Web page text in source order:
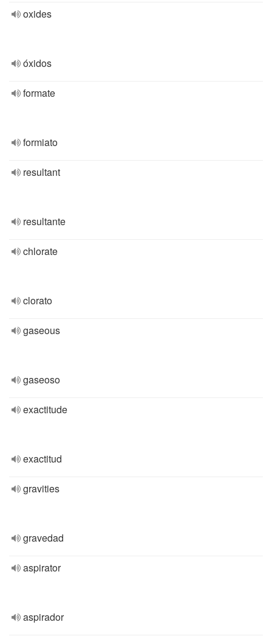
oxides
óxidos
formate
formiato
resultant
resultante
chlorate
clorato
gaseous
gaseoso
exactitude
exactitud
gravities
gravedad
aspirator
aspirador